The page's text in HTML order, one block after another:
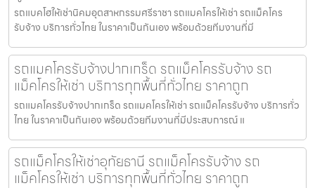
รถแบคโฮให้เช่านิคมอุตสาหกรรมศรีราชา รถแมคโครให้เช่า รถแม็คโคร
รับจ้าง บริการทั่วไทย ในราคาเป็นกันเอง พร้อมด้วยทีมงานที่มี
รถแมคโครรับจ้างปากเกร็ด รถแม็คโครรับจ้าง รถ
แม็คโครให้เช่า บริการทุกพื้นที่ทั่วไทย ราคาถูก
รถแมคโครรับจ้างปากเกร็ด รถแมคโครให้เช่า รถแม็คโครรับจ้าง บริการทั่ว
ไทย ในราคาเป็นกันเอง พร้อมด้วยทีมงานที่มีประสบการณ์ แ
รถแม็คโครให้เช่าอุทัยธานี รถแม็คโครรับจ้าง รถ
แม็คโครให้เช่า บริการทุกพื้นที่ทั่วไทย ราคาถูก